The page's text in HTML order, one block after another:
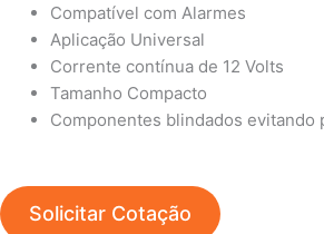
Compatível com Alarmes
Aplicação Universal
Corrente contínua de 12 Volts
Tamanho Compacto
Componentes blindados evitando
Solicitar Cotação